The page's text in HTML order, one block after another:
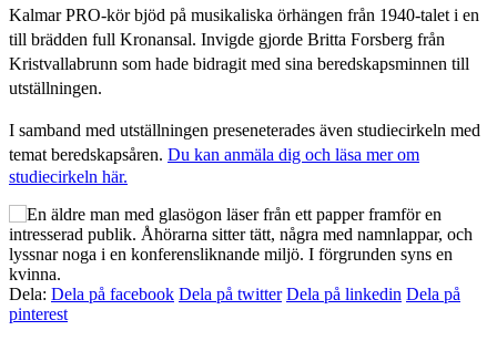
Kalmar PRO-kör bjöd på musikaliska örhängen från 1940-talet i en
till brädden full Kronansal. Invigde gjorde Britta Forsberg från
Kristvallabrunn som hade bidragit med sina beredskapsminnen till
utställningen.
I samband med utställningen preseneterades även studiecirkeln med
temat beredskapsåren. Du kan anmäla dig och läsa mer om
studiecirkeln här.
Dela: Dela på facebook Dela på twitter Dela på linkedin Dela på
pinterest